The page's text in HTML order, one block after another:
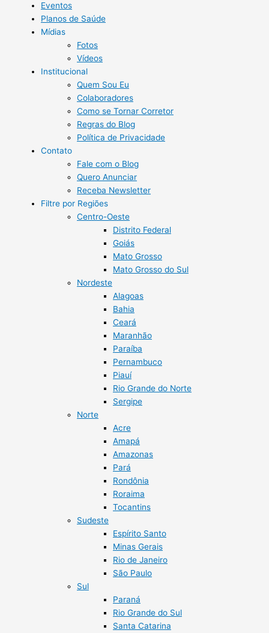
Eventos
Planos de Saúde
Mídias
Fotos
Vídeos
Institucional
Quem Sou Eu
Colaboradores
Como se Tornar Corretor
Regras do Blog
Política de Privacidade
Contato
Fale com o Blog
Quero Anunciar
Receba Newsletter
Filtre por Regiões
Centro-Oeste
Distrito Federal
Goiás
Mato Grosso
Mato Grosso do Sul
Nordeste
Alagoas
Bahia
Ceará
Maranhão
Paraíba
Pernambuco
Piauí
Rio Grande do Norte
Sergipe
Norte
Acre
Amapá
Amazonas
Pará
Rondônia
Roraima
Tocantins
Sudeste
Espírito Santo
Minas Gerais
Rio de Janeiro
São Paulo
Sul
Paraná
Rio Grande do Sul
Santa Catarina